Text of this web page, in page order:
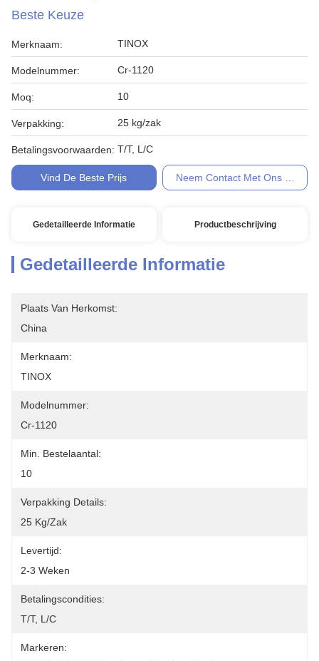
Beste Keuze
Merknaam: TINOX
Modelnummer: Cr-1120
Moq: 10
Verpakking: 25 kg/zak
Betalingsvoorwaarden: T/T, L/C
Vind De Beste Prijs Neem Contact Met Ons Op
Gedetailleerde Informatie Productbeschrijving
Gedetailleerde Informatie
Plaats Van Herkomst:
China
Merknaam:
TINOX
Modelnummer:
Cr-1120
Min. Bestelaantal:
10
Verpakking Details:
25 Kg/zak
Levertijd:
2-3 Weken
Betalingscondities:
T/T, L/C
Markeren: